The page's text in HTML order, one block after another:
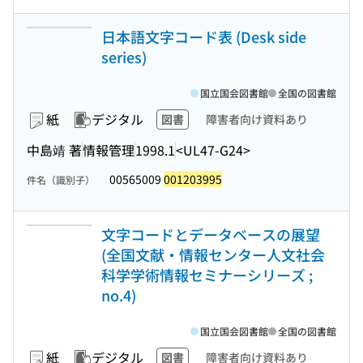
日本語文字コード表 (Desk side
series)
紙 デジタル 図書 障害者向け資料あり
中島靖 著情報管理1998.1<UL47-G24>
国立国会図書館 全国の図書館
件名（識別子） 00565009 001203995
文字コードとデータベースの展望
(全国文献・情報センター人文社会
科学学術情報セミナーシリーズ ;
no.4)
紙 デジタル 図書 障害者向け資料あり
国立国会図書館 全国の図書館